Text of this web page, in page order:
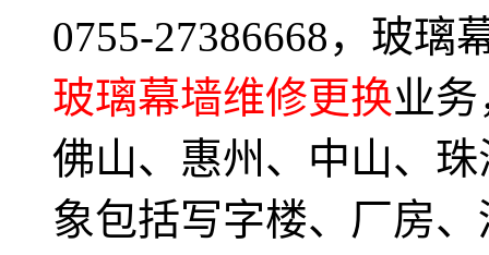
0755-27386668，玻璃
玻璃幕墙维修更换业
佛山、惠州、中山、
象包括写字楼、厂房